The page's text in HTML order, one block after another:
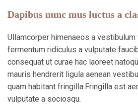
Dapibus nunc mus luctus a
Ullamcorper himenaeos a
fermentum ridiculus a vulputate
consequat ut curae hac laoreet
mauris hendrerit ligula aenean
quam habitant fringilla.Fringilla est
vulputate a sociosqu.